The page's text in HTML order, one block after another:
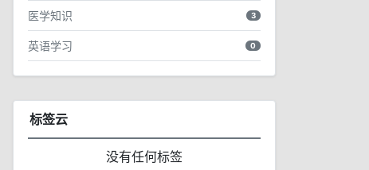
医学知识 3
英语学习 0
标签云
没有任何标签